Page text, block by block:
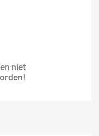
niet